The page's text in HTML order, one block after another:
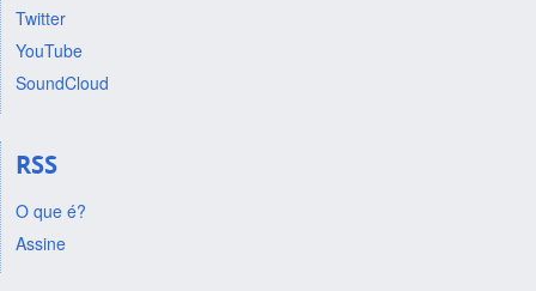
Twitter
YouTube
SoundCloud
RSS
O que é?
Assine